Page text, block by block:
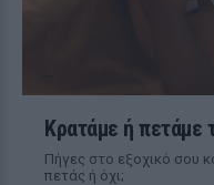
Κρατάμε ή πετάμε
Πήγες στο εξοχικό σου
πετάς ή όχι;